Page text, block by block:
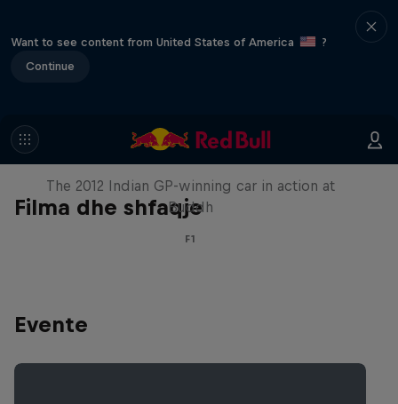
Want to see content from United States of America
?
Continue
Filma dhe shfaqje
F1 Car Returns to India
The 2012 Indian GP-winning car in action at
Buddh
F1
Evente